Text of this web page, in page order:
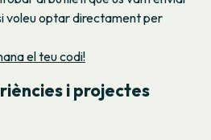
voleu optar directament per
el teu codi!
i projectes